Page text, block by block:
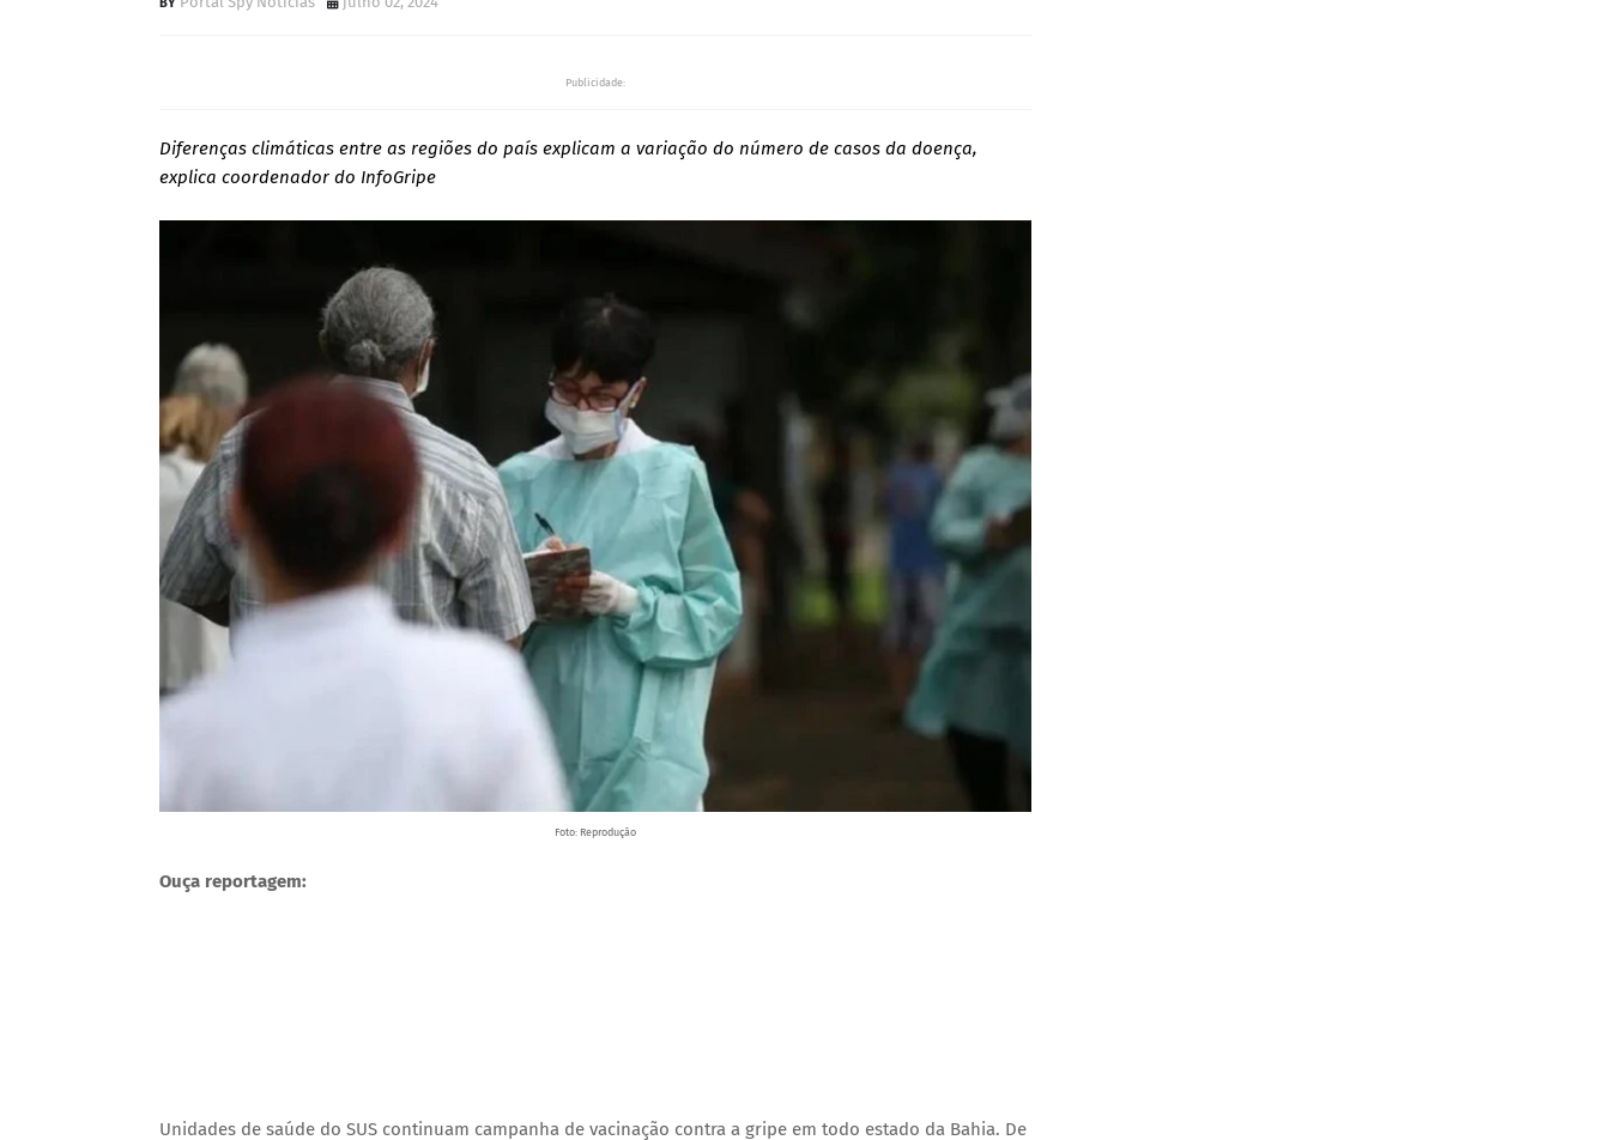
Publicidade:
Diferenças climáticas entre as regiões do país explicam a variação do número de casos da doença,
explica coordenador do InfoGripe
Foto: Reprodução
Ouça reportagem:
Unidades de saúde do SUS continuam campanha de vacinação contra a gripe em todo estado da Bahia. De